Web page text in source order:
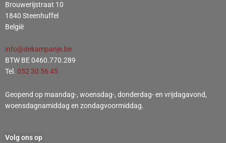
Brouwerijstraat 10
1840 Steenhuffel
België
info@dekampanje.be
BTW BE 0460.770.289
Tel. 052 30 56 45
Geopend op maandag-, woensdag-, donderdag- en vrijdagavond,
woensdagnamiddag en zondagvoormiddag.
Volg ons op